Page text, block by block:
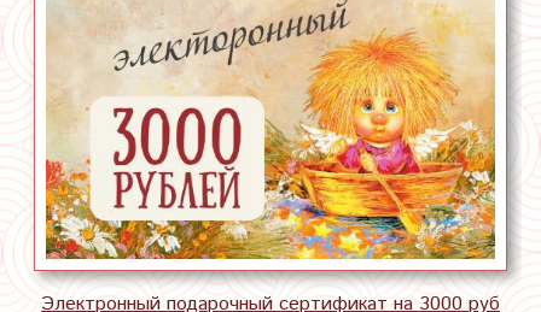
Электронный подарочный сертификат на 3000 руб